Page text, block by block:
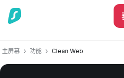
主屏幕 功能 Clean Web